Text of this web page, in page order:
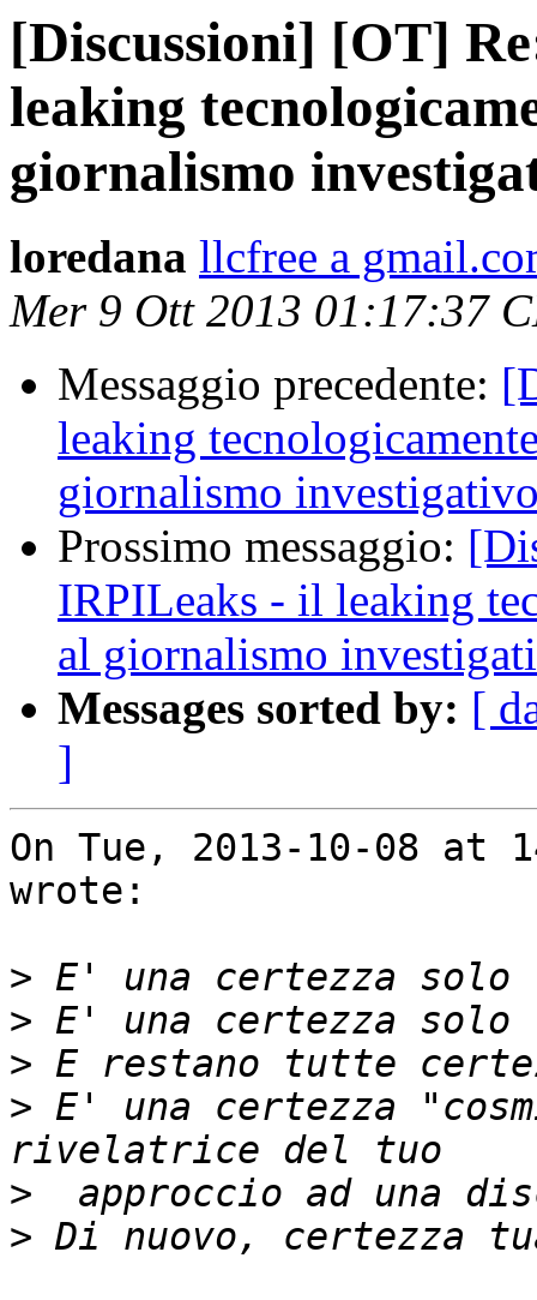
[Discussioni] [OT]
leaking
giornalismo
loredana llcfree a
Mer 9 Ott 2013 01:17:37
Messaggio precedente:
leaking
giornalismo
Prossimo messaggio:
IRPILeaks - il leaking
al giornalismo
Messages sorted by: [
]
On Tue, 2013-10-08 at
wrote:
>
>
>
> E' una certezza
>
>